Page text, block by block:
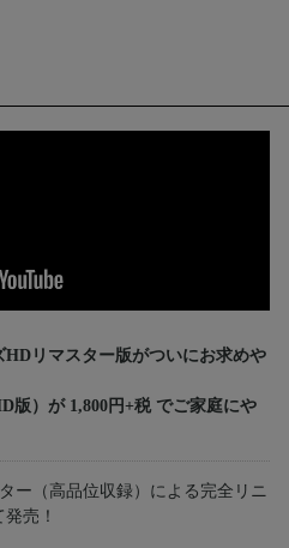
リマスター版がついにお求めや
版）が 1,800円+税 でご家庭にや
ー（高品位収録）による完全リニ
売！